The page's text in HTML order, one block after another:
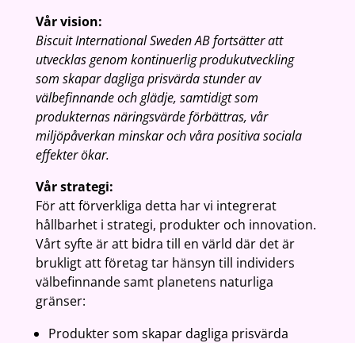
Vår vision:
Biscuit International Sweden AB fortsätter att
utvecklas genom kontinuerlig produkutveckling
som skapar dagliga prisvärda stunder av
välbefinnande och glädje, samtidigt som
produkternas näringsvärde förbättras, vår
miljöpåverkan minskar och våra positiva sociala
effekter ökar.
Vår strategi:
För att förverkliga detta har vi integrerat
hållbarhet i strategi, produkter och innovation.
Vårt syfte är att bidra till en värld där det är
brukligt att företag tar hänsyn till individers
välbefinnande samt planetens naturliga
gränser:
Produkter som skapar dagliga prisvärda